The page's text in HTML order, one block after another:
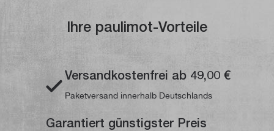
Ihre paulimot-Vorteile
Versandkostenfrei ab 49,00 €
Paketversand innerhalb Deutschlands
Garantiert günstigster Preis